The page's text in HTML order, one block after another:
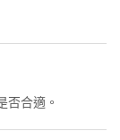
會於8月18日
否合適。